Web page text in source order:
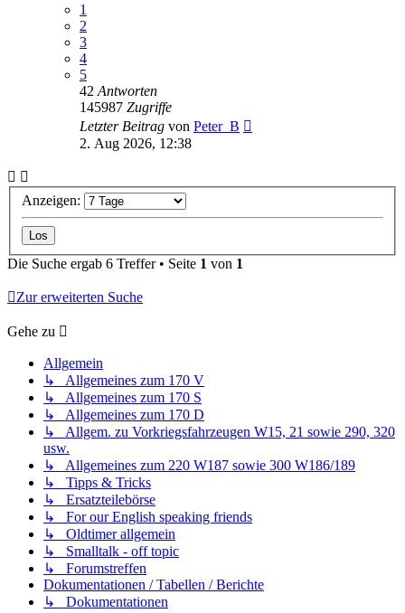
1
2
3
4
5
42 Antworten
145987 Zugriffe
Letzter Beitrag von Peter_B
2. Aug 2026, 12:38
Anzeigen:
Die Suche ergab 6 Treffer • Seite 1 von 1
Zur erweiterten Suche
Gehe zu
Allgemein
↳ Allgemeines zum 170 V
↳ Allgemeines zum 170 S
↳ Allgemeines zum 170 D
↳ Allgem. zu Vorkriegsfahrzeugen W15, 21 sowie 290, 320
usw.
↳ Allgemeines zum 220 W187 sowie 300 W186/189
↳ Tipps & Tricks
↳ Ersatzteilebörse
↳ For our English speaking friends
↳ Oldtimer allgemein
↳ Smalltalk - off topic
↳ Forumstreffen
Dokumentationen / Tabellen / Berichte
↳ Dokumentationen